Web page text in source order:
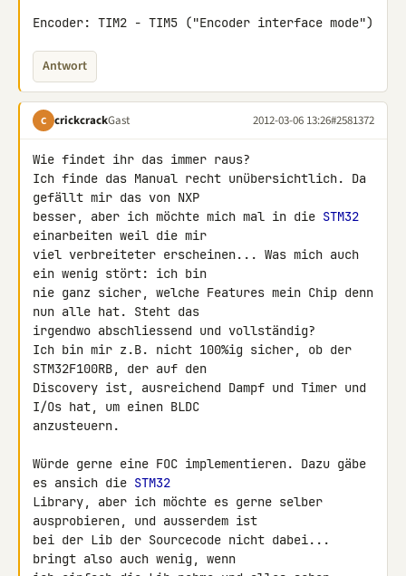
Encoder: TIM2 - TIM5 ("Encoder interface mode")
Antwort
C crickcrackGast 2012-03-06 13:26#2581372
Wie findet ihr das immer raus?
Ich finde das Manual recht unübersichtlich. Da
gefällt mir das von NXP
besser, aber ich möchte mich mal in die STM32
einarbeiten weil die mir
viel verbreiteter erscheinen... Was mich auch
ein wenig stört: ich bin
nie ganz sicher, welche Features mein Chip denn
nun alle hat. Steht das
irgendwo abschliessend und vollständig?
Ich bin mir z.B. nicht 100%ig sicher, ob der
STM32F100RB, der auf den
Discovery ist, ausreichend Dampf und Timer und
I/Os hat, um einen BLDC
anzusteuern.
Würde gerne eine FOC implementieren. Dazu gäbe
es ansich die STM32
Library, aber ich möchte es gerne selber
ausprobieren, und ausserdem ist
bei der Lib der Sourcecode nicht dabei...
bringt also auch wenig, wenn